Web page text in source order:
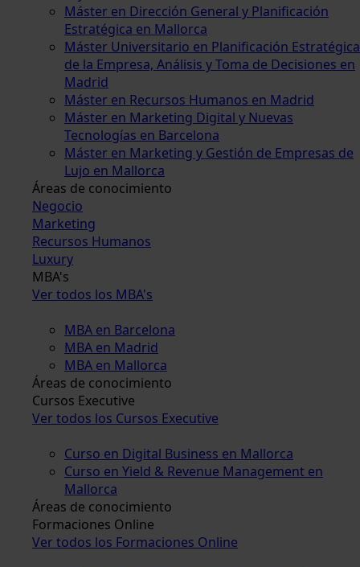
Máster en Dirección General y Planificación
Estratégica en Mallorca
Máster Universitario en Planificación Estratégica
de la Empresa, Análisis y Toma de Decisiones en
Madrid
Máster en Recursos Humanos en Madrid
Máster en Marketing Digital y Nuevas
Tecnologías en Barcelona
Máster en Marketing y Gestión de Empresas de
Lujo en Mallorca
Áreas de conocimiento
Negocio
Marketing
Recursos Humanos
Luxury
MBA's
Ver todos los MBA's
MBA en Barcelona
MBA en Madrid
MBA en Mallorca
Áreas de conocimiento
Cursos Executive
Ver todos los Cursos Executive
Curso en Digital Business en Mallorca
Curso en Yield & Revenue Management en
Mallorca
Áreas de conocimiento
Formaciones Online
Ver todos los Formaciones Online